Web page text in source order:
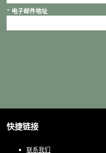
* 电子邮件地址
快捷链接
联系我们